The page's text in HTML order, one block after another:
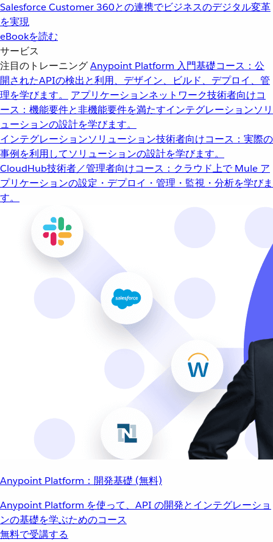
Salesforce Customer 360との連携でビジネスのデジタル変革
を実現
eBookを読む
サービス
注目のトレーニングAnypoint Platform 入門基礎コース：公
開されたAPIの検出と利用、デザイン、ビルド、デプロイ、管
理を学びます。
アプリケーションネットワーク技術者向けコ
ース：機能要件と非機能要件を満たすインテグレーションソリ
ューションの設計を学びます。
インテグレーションソリューション技術者向けコース：実際の
事例を利用してソリューションの設計を学びます。
CloudHub技術者／管理者向けコース：クラウド上で Mule ア
プリケーションの設定・デプロイ・管理・監視・分析を学びま
す。
Anypoint Platform：開発基礎 (無料)
Anypoint Platform を使って、API の開発とインテグレーショ
ンの基礎を学ぶためのコース
無料で受講する